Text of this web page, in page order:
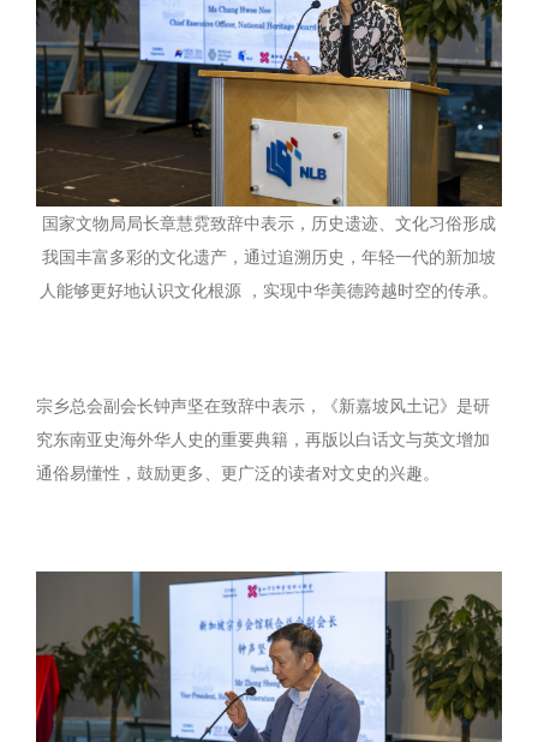
国家文物局局长章慧霓致辞中表示，历史遗迹、文化习俗形成
我国丰富多彩的文化遗产，通过追溯历史，年轻一代的新加坡
人能够更好地认识文化根源 ，实现中华美德跨越时空的传承。
宗乡总会副会长钟声坚在致辞中表示，《新嘉坡风土记》是研
究东南亚史海外华人史的重要典籍，再版以白话文与英文增加
通俗易懂性，鼓励更多、更广泛的读者对文史的兴趣。